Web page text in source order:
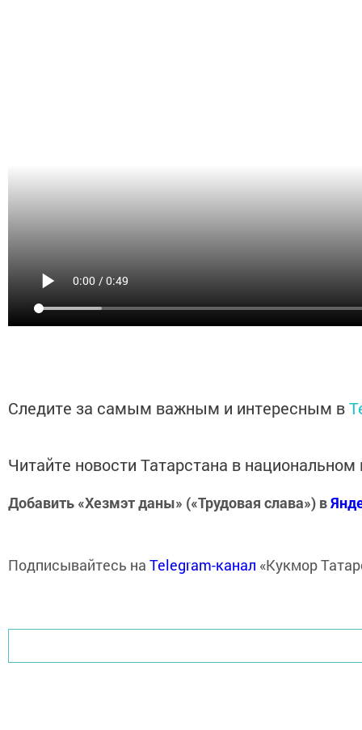
Следите за самым важным и интересным в
Читайте новости Татарстана в
Добавить «Хезмэт даны» («Трудовая слава») в
Подписывайтесь на Telegram-канал «Кукмор